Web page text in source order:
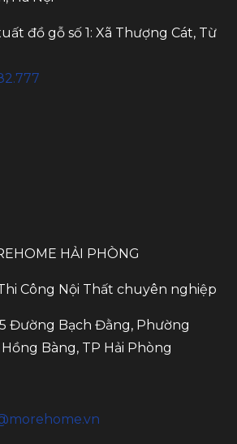
đồ gỗ số 1: Xã Thượng Cát, Từ
HẢI PHÒNG
Công Nội Thất chuyên nghiệp
Đường Bạch Đằng, Phường
Bàng, TP Hải Phòng